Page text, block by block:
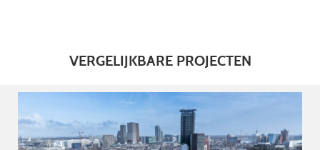
VERGELIJKBARE PROJECTEN